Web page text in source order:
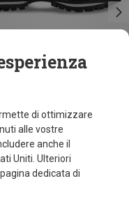
di ottimizzare
alle vostre
anche il
Uniti. Ulteriori
dedicata di